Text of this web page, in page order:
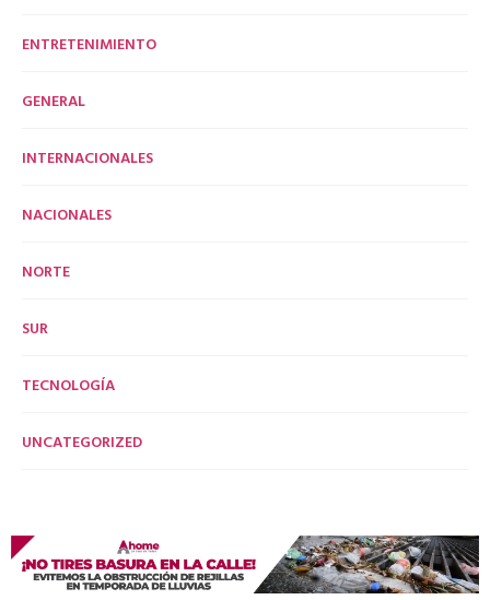
ENTRETENIMIENTO
GENERAL
INTERNACIONALES
NACIONALES
NORTE
SUR
TECNOLOGÍA
UNCATEGORIZED